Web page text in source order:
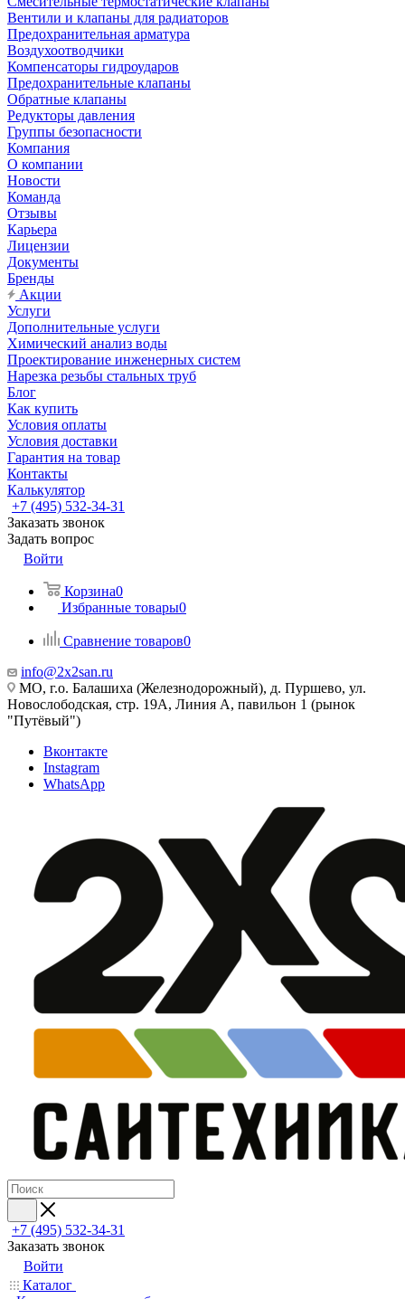
Вентили и клапаны для радиаторов
Предохранительная арматура
Воздухоотводчики
Компенсаторы гидроударов
Предохранительные клапаны
Обратные клапаны
Редукторы давления
Группы безопасности
Компания
О компании
Новости
Команда
Отзывы
Карьера
Лицензии
Документы
Бренды
Акции
Услуги
Дополнительные услуги
Химический анализ воды
Проектирование инженерных систем
Нарезка резьбы стальных труб
Блог
Как купить
Условия оплаты
Условия доставки
Гарантия на товар
Контакты
Калькулятор
+7 (495) 532‑34‑31
Заказать звонок
Задать вопрос
Войти
Корзина0
Избранные товары0
Сравнение товаров0
info@2x2san.ru
МО, г.о. Балашиха (Железнодорожный), д. Пуршево, ул.
Новослободская, стр. 19А, Линия А, павильон 1 (рынок
"Путёвый")
Вконтакте
Instagram
WhatsApp
+7 (495) 532‑34‑31
Заказать звонок
Войти
Каталог